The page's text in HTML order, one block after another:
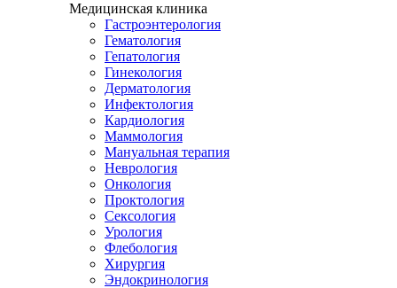
Медицинская клиника
Гастроэнтерология
Гематология
Гепатология
Гинекология
Дерматология
Инфектология
Кардиология
Маммология
Мануальная терапия
Неврология
Онкология
Проктология
Сексология
Урология
Флебология
Хирургия
Эндокринология